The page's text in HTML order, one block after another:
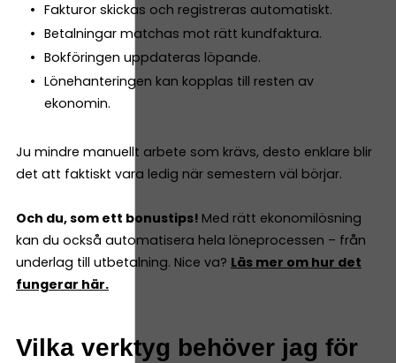
Fakturor skickas och registreras automatiskt.
Betalningar matchas mot rätt kundfaktura.
Bokföringen uppdateras löpande.
Lönehanteringen kan kopplas till resten av
ekonomin.
Ju mindre manuellt arbete som krävs, desto enklare blir
det att faktiskt vara ledig när semestern väl börjar.
Och du, som ett bonustips! Med rätt ekonomilösning
kan du också automatisera hela löneprocessen – från
underlag till utbetalning. Nice va? Läs mer om hur det
fungerar här.
Vilka verktyg behöver jag för